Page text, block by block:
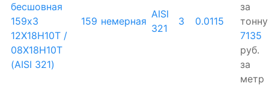
бесшовная
159х3
12Х18Н10Т /
08Х18Н10Т
(AISI 321)
159 немерная
AISI
321
3 0.0115
за
тонну
7135
руб.
за
метр